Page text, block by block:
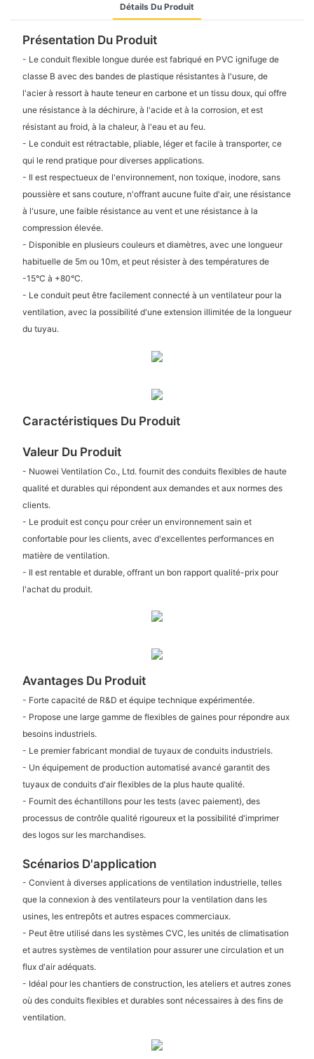
Détails Du Produit
Présentation Du Produit
- Le conduit flexible longue durée est fabriqué en PVC ignifuge de
classe B avec des bandes de plastique résistantes à l'usure, de
l'acier à ressort à haute teneur en carbone et un tissu doux, qui offre
une résistance à la déchirure, à l'acide et à la corrosion, et est
résistant au froid, à la chaleur, à l'eau et au feu.
- Le conduit est rétractable, pliable, léger et facile à transporter, ce
qui le rend pratique pour diverses applications.
- Il est respectueux de l'environnement, non toxique, inodore, sans
poussière et sans couture, n'offrant aucune fuite d'air, une résistance
à l'usure, une faible résistance au vent et une résistance à la
compression élevée.
- Disponible en plusieurs couleurs et diamètres, avec une longueur
habituelle de 5m ou 10m, et peut résister à des températures de
-15°C à +80°C.
- Le conduit peut être facilement connecté à un ventilateur pour la
ventilation, avec la possibilité d'une extension illimitée de la longueur
du tuyau.
Caractéristiques Du Produit
Valeur Du Produit
- Nuowei Ventilation Co., Ltd. fournit des conduits flexibles de haute
qualité et durables qui répondent aux demandes et aux normes des
clients.
- Le produit est conçu pour créer un environnement sain et
confortable pour les clients, avec d'excellentes performances en
matière de ventilation.
- Il est rentable et durable, offrant un bon rapport qualité-prix pour
l'achat du produit.
Avantages Du Produit
- Forte capacité de R&D et équipe technique expérimentée.
- Propose une large gamme de flexibles de gaines pour répondre aux
besoins industriels.
- Le premier fabricant mondial de tuyaux de conduits industriels.
- Un équipement de production automatisé avancé garantit des
tuyaux de conduits d'air flexibles de la plus haute qualité.
- Fournit des échantillons pour les tests (avec paiement), des
processus de contrôle qualité rigoureux et la possibilité d'imprimer
des logos sur les marchandises.
Scénarios D'application
- Convient à diverses applications de ventilation industrielle, telles
que la connexion à des ventilateurs pour la ventilation dans les
usines, les entrepôts et autres espaces commerciaux.
- Peut être utilisé dans les systèmes CVC, les unités de climatisation
et autres systèmes de ventilation pour assurer une circulation et un
flux d'air adéquats.
- Idéal pour les chantiers de construction, les ateliers et autres zones
où des conduits flexibles et durables sont nécessaires à des fins de
ventilation.